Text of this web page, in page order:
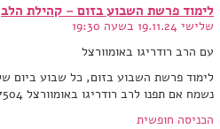
לימוד פרשת השבוע בזום – קהילת הלב
שלישי 19.11.24 בשעה 19:30
עם הרב רודריגו באומוורצל
נשמח אם תפנו לרב רודריגו באומוורצל 0586617504 ro.baumw@gmail.com
הכניסה חופשית